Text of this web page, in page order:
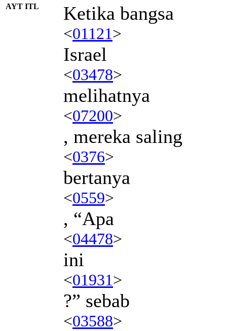
AYT ITL Ketika bangsa
<01121>
Israel
<03478>
melihatnya
<07200>
, mereka saling
<0376>
bertanya
<0559>
, “Apa
<04478>
ini
<01931>
?” sebab
<03588>